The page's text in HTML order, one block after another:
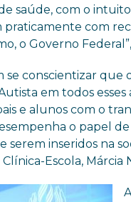
saúde, com o
praticamente com
o Governo
se conscientizar
em todos
e alunos com o
o papel
serem inseridos na
Escola, Márcia